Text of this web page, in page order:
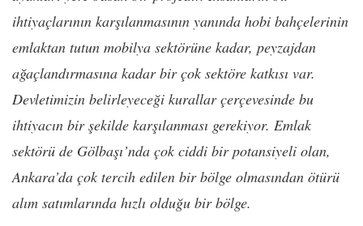
ihtiyaçlarının karşılanmasının yanında hobi bahçelerinin
emlaktan tutun mobilya sektörüne kadar, peyzajdan
ağaçlandırmasına kadar bir çok sektöre katkısı var.
Devletimizin belirleyeceği kurallar çerçevesinde bu
ihtiyacın bir şekilde karşılanması gerekiyor. Emlak
sektörü de Gölbaşı’nda çok ciddi bir potansiyeli olan,
Ankara’da çok tercih edilen bir bölge olmasından ötürü
alım satımlarında hızlı olduğu bir bölge.